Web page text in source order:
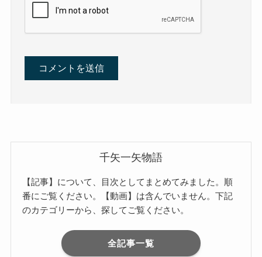
千矢一矢物語
【記事】について、目次としてまとめてみました。順
番にご覧ください。【動画】は含んでいません。下記
のカテゴリーから、探してご覧ください。
全記事一覧